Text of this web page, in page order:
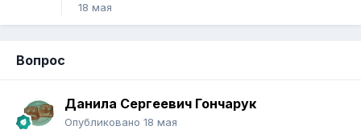
18 мая
Вопрос
Данила Сергеевич Гончарук
Опубликовано 18 мая